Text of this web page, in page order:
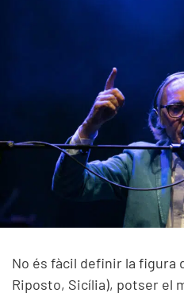
No és fàcil definir la figura
Riposto, Sicília), potser el